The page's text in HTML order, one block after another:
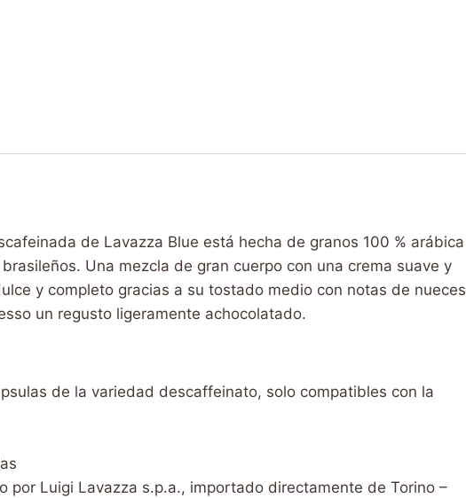
de Lavazza Blue está hecha de granos 100 % arábica
Una mezcla de gran cuerpo con una crema suave y
y completo gracias a su tostado medio con notas de nueces
un regusto ligeramente achocolatado.
de la variedad descaffeinato, solo compatibles con la
por Luigi Lavazza s.p.a., importado directamente de Torino –